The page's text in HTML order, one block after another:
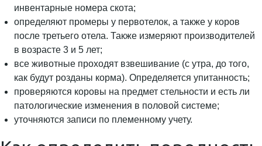
инвентарные номера скота;
определяют промеры у первотелок, а также у коров
после третьего отела. Также измеряют производителей
в возрасте 3 и 5 лет;
все животные проходят взвешивание (с утра, до того,
как будут розданы корма). Определяется упитанность;
проверяются коровы на предмет стельности и есть ли
патологические изменения в половой системе;
уточняются записи по племенному учету.